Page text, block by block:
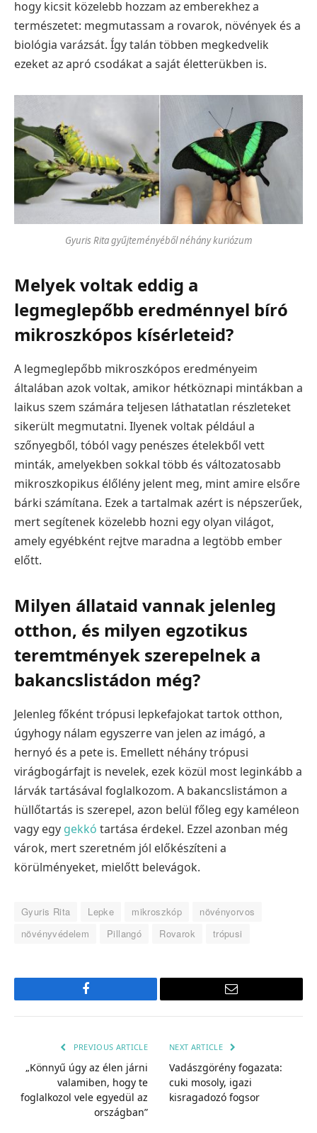
hogy kicsit közelebb hozzam az emberekhez a
természetet: megmutassam a rovarok, növények és a
biológia varázsát. Így talán többen megkedvelik
ezeket az apró csodákat a saját életterükben is.
Gyuris Rita gyűjteményéből néhány kuriózum
Melyek voltak eddig a
legmeglepőbb eredménnyel bíró
mikroszkópos kísérleteid?
A legmeglepőbb mikroszkópos eredményeim
általában azok voltak, amikor hétköznapi mintákban a
laikus szem számára teljesen láthatatlan részleteket
sikerült megmutatni. Ilyenek voltak például a
szőnyegből, tóból vagy penészes ételekből vett
minták, amelyekben sokkal több és változatosabb
mikroszkopikus élőlény jelent meg, mint amire elsőre
bárki számítana. Ezek a tartalmak azért is népszerűek,
mert segítenek közelebb hozni egy olyan világot,
amely egyébként rejtve maradna a legtöbb ember
előtt.
Milyen állataid vannak jelenleg
otthon, és milyen egzotikus
teremtmények szerepelnek a
bakancslistádon még?
Jelenleg főként trópusi lepkefajokat tartok otthon,
úgyhogy nálam egyszerre van jelen az imágó, a
hernyó és a pete is. Emellett néhány trópusi
virágbogárfajt is nevelek, ezek közül most leginkább a
lárvák tartásával foglalkozom. A bakancslistámon a
hüllőtartás is szerepel, azon belül főleg egy kaméleon
vagy egy gekkó tartása érdekel. Ezzel azonban még
várok, mert szeretném jól előkészíteni a
körülményeket, mielőtt belevágok.
Gyuris Rita Lepke mikroszkóp
növényorvos
növényvédelem
Pillangó Rovarok trópusi
Facebook Email
PREVIOUS ARTICLE
„Könnyű úgy az élen járni
valamiben, hogy te
foglalkozol vele egyedül az
országban”
NEXT ARTICLE
Vadászgörény fogazata:
cuki mosoly, igazi
kisragadozó fogsor